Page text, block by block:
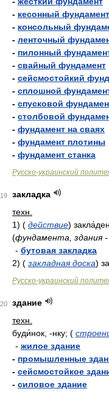
- кесонный фундамент
- консольный
- ленточный
- пилонный
- свайный фундамент
- сейсмостойкий
- сплошной
- спусковой
- столбовой
- фундамент на сваях
- фундамент плотины
- фундамент станка
Русско-украинский
19
закладка
техн.
1) ( действие)
(фундамента, здания
- бутовая закладка
2) ( закладная доска)
Русско-украинский
20
здание
техн.
буди́нок, -нку; (
- жилое здание
- промышленные
- сейсмостойкое
- силовое здание